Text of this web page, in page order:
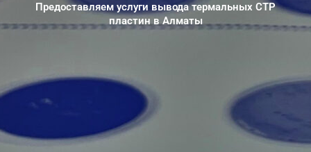
Предоставляем услуги вывода термальных СТР
пластин в Алматы